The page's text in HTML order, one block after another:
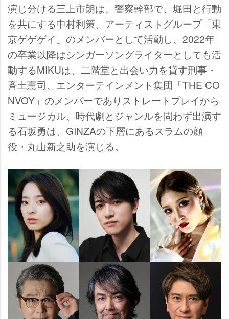
演じ分ける三上市朗は、警察幹部で、堀田と行動
を共にする中村利策、アーティストグループ「東
京ゲゲゲイ」のメンバーとして活動し、2022年
の卒業以降はシンガーソングライターとしても活
動するMIKUは、二階堂と出会い力を貸す刑事・
斉土憲司、エンターテインメント集団「THE CO
NVOY」のメンバーでありストレートプレイから
ミュージカル、時代劇とジャンルを問わず出演す
る石坂勇は、GINZAの下層にあるスラムの顔
役・丸山新之助を演じる。